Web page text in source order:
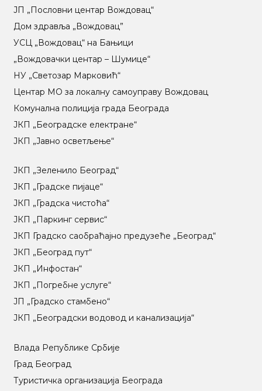
ЈП „Пословни центар Вождовац“
Дом здравља „Вождовац”
УСЦ „Вождовац“ на Бањици
„Вождовачки центар – Шумице“
НУ „Светозар Марковић“
Центар МO за локалну самоуправу Вождовац
Комунална полиција града Београда
ЈКП „Београдске електране“
ЈКП „Јавно осветљење“
ЈКП „Зеленило Београд“
ЈКП „Градске пијаце“
ЈКП „Градска чистоћа“
ЈКП „Паркинг сервис“
ЈКП Градско саобраћајно предузеће „Београд“
ЈКП „Београд пут“
ЈКП „Инфостан“
ЈКП „Погребне услуге“
ЈП „Градско стамбено“
ЈКП „Београдски водовод и канализација“
Влада Републике Србије
Град Београд
Туристичка организација Београда